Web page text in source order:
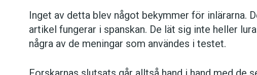
Inget av detta blev något bekymmer för inlärarna.
artikel fungerar i spanskan. De lät sig inte heller
några av de meningar som användes i testet.